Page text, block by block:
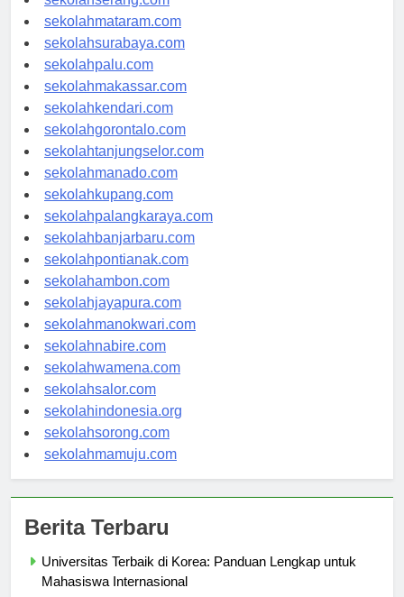
sekolahserang.com
sekolahmataram.com
sekolahsurabaya.com
sekolahpalu.com
sekolahmakassar.com
sekolahkendari.com
sekolahgorontalo.com
sekolahtanjungselor.com
sekolahmanado.com
sekolahkupang.com
sekolahpalangkaraya.com
sekolahbanjarbaru.com
sekolahpontianak.com
sekolahambon.com
sekolahjayapura.com
sekolahmanokwari.com
sekolahnabire.com
sekolahwamena.com
sekolahsalor.com
sekolahindonesia.org
sekolahsorong.com
Universitas Terbaik di Korea: Panduan Lengkap untuk